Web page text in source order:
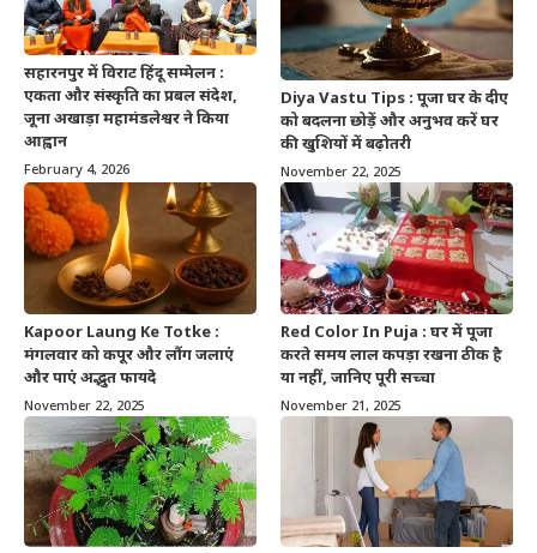
सहारनपुर में विराट हिंदू सम्मेलन :
एकता और संस्कृति का प्रबल संदेश,
जूना अखाड़ा महामंडलेश्वर ने किया
आह्वान
February 4, 2026
Diya Vastu Tips : पूजा घर के दीए
को बदलना छोड़ें और अनुभव करें घर
की खुशियों में बढ़ोतरी
November 22, 2025
Kapoor Laung Ke Totke :
मंगलवार को कपूर और लौंग जलाएं
और पाएं अद्भुत फायदे
November 22, 2025
Red Color In Puja : घर में पूजा
करते समय लाल कपड़ा रखना ठीक है
या नहीं, जानिए पूरी सच्चा
November 21, 2025